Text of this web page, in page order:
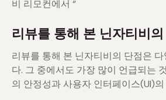
비 리모컨에서 “
리뷰를 통해 본 닌자티비
리뷰를 통해 본 닌자티비의 단점은
다. 그 중에서도 가장 많이 언급되는
의 안정성과 사용자 인터페이스(UI)